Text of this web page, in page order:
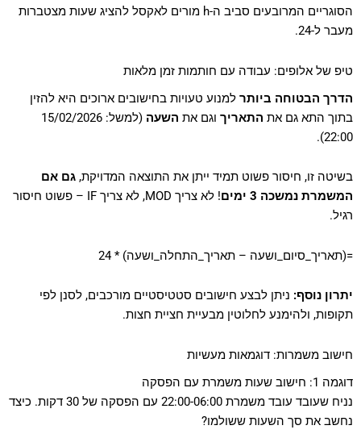
הסוגריים המרובעים סביב ה-h מורים לאקסל להציג שעות מצטברות
מעבר ל-24.
טיפ של אלופים: עבודה עם חותמות זמן מלאות
הדרך הבטוחה ביותר למנוע טעויות בחישובים ארוכים היא להזין
בתוך התא גם את התאריך וגם את השעה
(למשל: 15/02/2026
22:00).
בשיטה זו, חיסור פשוט תמיד ייתן את התוצאה המדויקת, גם אם
המשמרת נמשכה 3 ימים
! לא צריך MOD, לא צריך IF – פשוט חיסור
רגיל.
=(תאריך_סיום_ושעה – תאריך_התחלה_ושעה) * 24
יתרון נוסף: ניתן לבצע חישובים סטטיסטיים מורכבים, לסנן לפי
תקופות, ולהימנע לחלוטין מבעיית חציית חצות.
חישוב משמרות: דוגמאות מעשיות
דוגמה 1: חישוב שעות משמרת עם הפסקה
נניח שעובד עובד משמרת 22:00-06:00 עם הפסקה של 30 דקות. כיצד
נחשב את סך השעות ששולמו?